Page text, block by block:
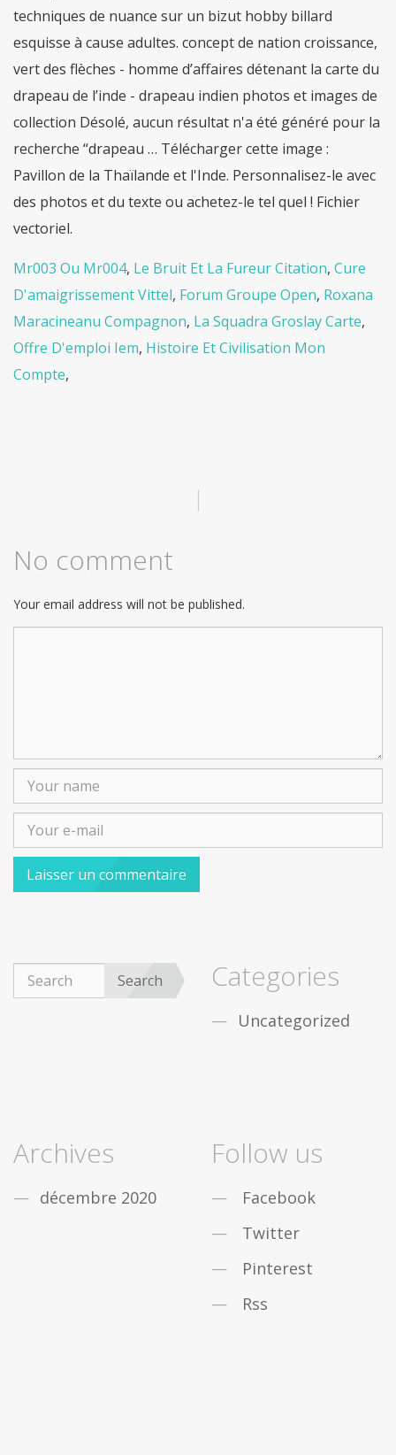
techniques de nuance sur un bizut hobby billard
esquisse à cause adultes. concept de nation croissance,
vert des flèches - homme d’affaires détenant la carte du
drapeau de l’inde - drapeau indien photos et images de
collection Désolé, aucun résultat n'a été généré pour la
recherche “drapeau … Télécharger cette image :
Pavillon de la Thaïlande et l'Inde. Personnalisez-le avec
des photos et du texte ou achetez-le tel quel ! Fichier
vectoriel.
Mr003 Ou Mr004, Le Bruit Et La Fureur Citation, Cure
D'amaigrissement Vittel, Forum Groupe Open, Roxana
Maracineanu Compagnon, La Squadra Groslay Carte,
Offre D'emploi Iem, Histoire Et Civilisation Mon
Compte,
|
No comment
Your email address will not be published.
Search Categories
Uncategorized
Archives
décembre 2020
Follow us
Facebook
Twitter
Pinterest
Rss